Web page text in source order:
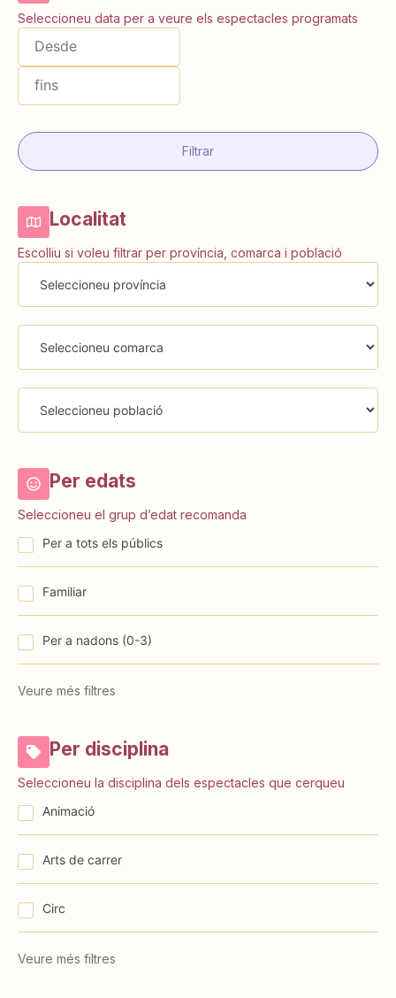
Seleccioneu data per a veure els espectacles programats
Filtrar
Localitat
Escolliu si voleu filtrar per província, comarca i població
Per edats
Seleccioneu el grup d’edat recomanda
Per a tots els públics
Familiar
⁠⁠Per a nadons (0-3)
Veure més filtres
Per disciplina
Seleccioneu la disciplina dels espectacles que cerqueu
Animació
Arts de carrer
Circ
Veure més filtres